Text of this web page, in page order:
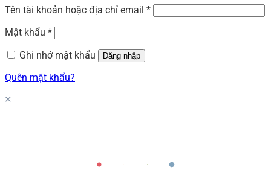
Tên tài khoản hoặc địa chỉ email *
Mật khẩu *
Ghi nhớ mật khẩu
Đăng nhập
Quên mật khẩu?